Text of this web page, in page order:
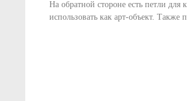
На обратной стороне есть петли
использовать как арт-объект. Также